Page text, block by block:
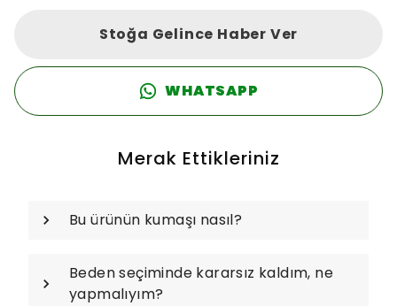
Stoğa Gelince Haber Ver
WHATSAPP
Merak Ettikleriniz
Bu ürünün kumaşı nasıl?
Beden seçiminde kararsız kaldım, ne
yapmalıyım?